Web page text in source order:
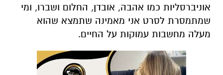
אוניברסליות כמו אהבה, אובדן, החלום ושברו, ומי
שמתמסרת לסרט אני מאמינה שתמצא שהוא
מעלה מחשבות עמוקות על החיים.